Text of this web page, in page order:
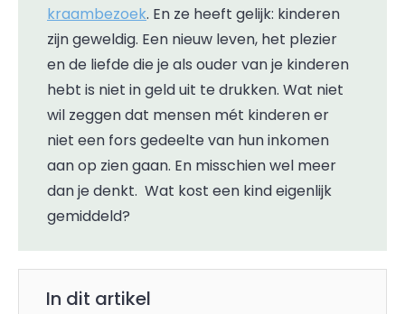
kraambezoek. En ze heeft gelijk: kinderen
zijn geweldig. Een nieuw leven, het plezier
en de liefde die je als ouder van je kinderen
hebt is niet in geld uit te drukken. Wat niet
wil zeggen dat mensen mét kinderen er
niet een fors gedeelte van hun inkomen
aan op zien gaan. En misschien wel meer
dan je denkt. Wat kost een kind eigenlijk
gemiddeld?
In dit artikel